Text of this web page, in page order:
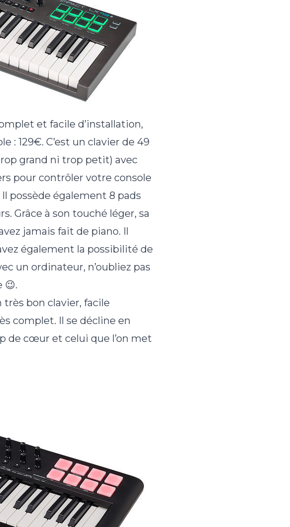
et facile d’installation,
: 129€. C’est un clavier de 49
grand ni trop petit) avec
pour contrôler votre console
possède également 8 pads
Grâce à son touché léger, sa
jamais fait de piano. Il
également la possibilité de
un ordinateur, n’oubliez pas
😉.
très bon clavier, facile
complet. Il se décline en
de cœur et celui que l’on met